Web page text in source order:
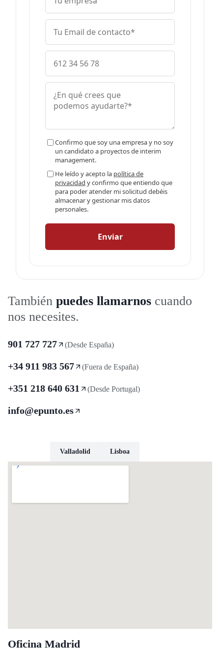
Confirmo que soy una empresa y no soy
un candidato a proyectos de interim
management.
He leído y acepto la política de
privacidad y confirmo que entiendo que
para poder atender mi solicitud debéis
almacenar y gestionar mis datos
personales.
Enviar
También puedes llamarnos cuando
nos necesites.
901 727 727 (Desde España)
+34 911 983 567 (Fuera de España)
+351 218 640 631 (Desde Portugal)
info@epunto.es
Valladolid Lisboa
Oficina Madrid